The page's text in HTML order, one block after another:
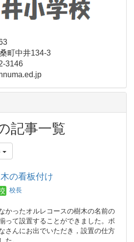
町中井134-3
3146
記事一覧
の看板付け
校長
かったオルレコースの樹木の名前の
って設置することができました。ボ
さんにお出でいただき，設置の仕方
。